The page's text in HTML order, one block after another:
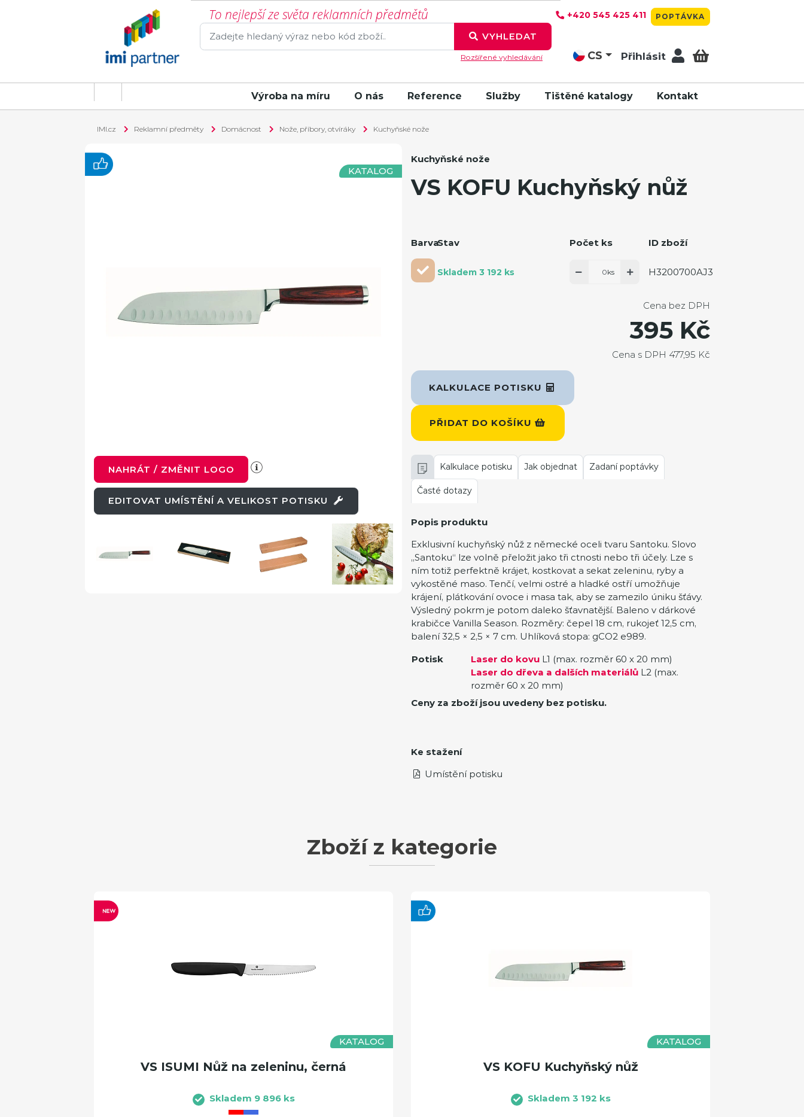
To nejlepší ze světa reklamních předmětů
VYHLEDAT
Rozšířené vyhledávání
+420 545 425 411 POPTÁVKA
CS Přihlásit
Výroba na míru O nás Reference Služby Tištěné katalogy Kontakt
IMI.cz Reklamní předměty Domácnost Nože, příbory, otvíráky Kuchyňské nože
KATALOG
NAHRÁT / ZMĚNIT LOGO
EDITOVAT UMÍSTĚNÍ A VELIKOST POTISKU
Kuchyňské nože
VS KOFU Kuchyňský nůž
BarvaStav Počet ks ID zboží
Skladem 3 192 ks ks H3200700AJ3
KALKULACE POTISKU
PŘIDAT DO KOŠÍKU
Cena bez DPH
395 Kč
Cena s DPH 477,95 Kč
Kalkulace potisku Jak objednat Zadaní poptávky
Časté dotazy
Popis produktu
Exklusivní kuchyňský nůž z německé oceli tvaru Santoku. Slovo
„Santoku“ lze volně přeložit jako tři ctnosti nebo tři účely. Lze s
ním totiž perfektně krájet, kostkovat a sekat zeleninu, ryby a
vykostěné maso. Tenčí, velmi ostré a hladké ostří umožňuje
krájení, plátkování ovoce i masa tak, aby se zamezilo úniku šťávy.
Výsledný pokrm je potom daleko šťavnatější. Baleno v dárkové
krabičce Vanilla Season. Rozměry: čepel 18 cm, rukojeť 12,5 cm,
balení 32,5 × 2,5 × 7 cm. Uhlíková stopa: gCO2 e989.
Potisk
Laser do kovu L1 (max. rozměr 60 x 20 mm)
Laser do dřeva a dalších materiálů L2 (max.
rozměr 60 x 20 mm)
Ceny za zboží jsou uvedeny bez potisku.
Ke stažení
Umístění potisku
Zboží z kategorie
KATALOG
VS ISUMI Nůž na zeleninu, černá
Skladem 9 896 ks
KATALOG
VS KOFU Kuchyňský nůž
Skladem 3 192 ks